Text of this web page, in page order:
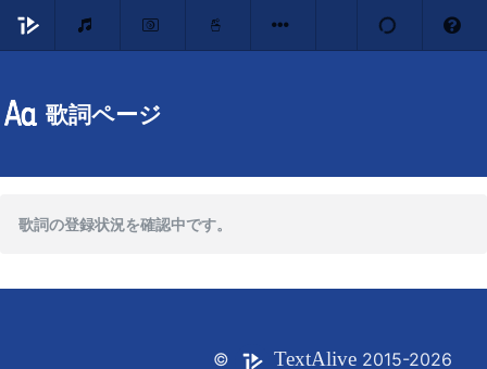
歌詞ページ
歌詞の登録状況を確認中です。
© TextAlive 2015-2026